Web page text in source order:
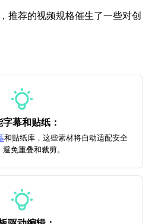
推荐的视频规格催生了一些对创
幕和贴纸：
和贴纸库，这些素材将自动适配安全
避免重叠和裁剪。